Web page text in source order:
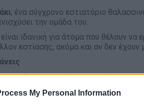
My Personal Information
, ένα σύγχρονο εστιατόριο
την ομάδα του.
ιδανική για άτομα που θέλουν
εστίασης, ακόμα και αν δεν έχουν
πιάτων από την κουζίνα στα
της ομάδας σάλας κατά τη